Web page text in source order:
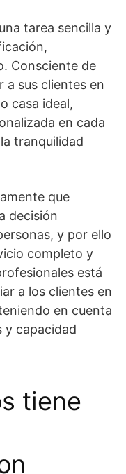
tarea sencilla y
Consciente de
a sus clientes en
casa ideal,
en cada
tranquilidad
que
decisión
y por ello
completo y
está
a los clientes en
en cuenta
y capacidad
tiene